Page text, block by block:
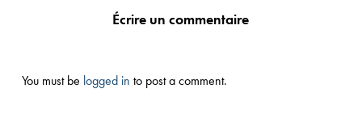
Écrire un commentaire
You must be logged in to post a comment.